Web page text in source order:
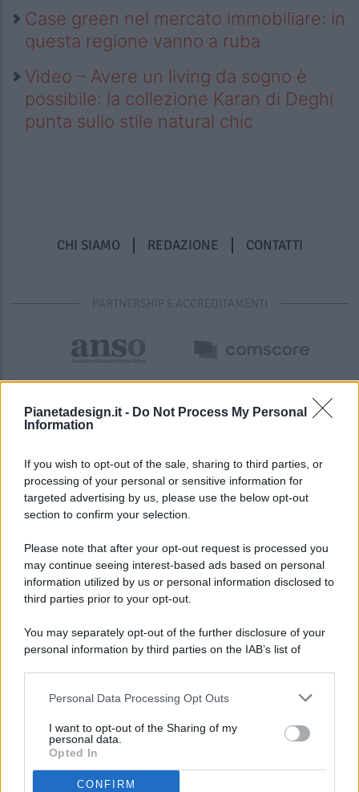
Pianetadesign.it - Do Not Process My Personal
Information
If you wish to opt-out of the sale, sharing to third parties, or
processing of your personal or sensitive information for
targeted advertising by us, please use the below opt-out
section to confirm your selection.
Please note that after your opt-out request is processed you
may continue seeing interest-based ads based on personal
information utilized by us or personal information disclosed to
third parties prior to your opt-out.
You may separately opt-out of the further disclosure of your
personal information by third parties on the IAB’s list of
This information may also be disclosed by us to third parties
disclose it to other third parties.
Personal Data Processing Opt Outs
I want to opt-out of the Sharing of my
personal data.
Opted In
CONFIRM
Case green nel mercato immobiliare: in
questa regione vanno a ruba
Video – Avere un living da sogno è
possibile: la collezione Karan di Deghi
punta sullo stile natural chic
CHI SIAMO REDAZIONE CONTATTI
PARTNERSHIP E ACCREDITAMENTI
© 2026 - Pianeta Design - P.IVA 04827280654 - Testata
Registrata Al Tribunale Di Nocera Inferiore N. 8/2020 - RG N.
ISCRIZIONE AL ROC N. 35792 – ISCRITTA ALL’ANSO
(ASSOCIAZIONE NAZIONALE STAMPA ONLINE)
PREFERENZE PRIVACY